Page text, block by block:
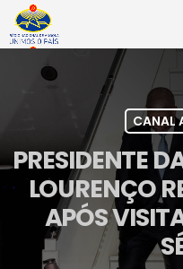
CANAL
PRESIDENTE
LOURENÇO
APÓS